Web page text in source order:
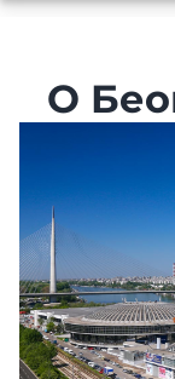
ПРИЈАВА
О